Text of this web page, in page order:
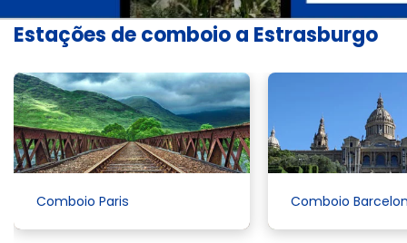
Estações de comboio a Estrasburgo
Comboio Paris Comboio